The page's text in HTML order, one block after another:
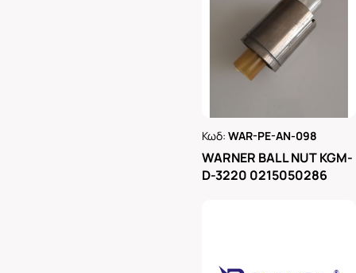
Κωδ:WAR-PE-AN-098
WARNER BALL NUT KGM-
D-3220 0215050286